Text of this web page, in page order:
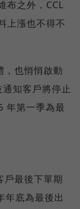
布之外，CCL
上漲也不得不
，也悄悄啟動
知客戶將停止
年第一季為最
戶最後下單期
底為最後出